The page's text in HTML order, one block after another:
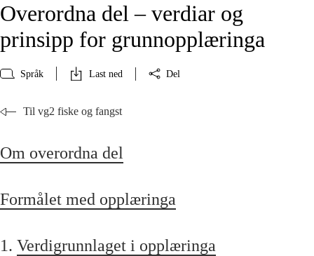
Overordna del – verdiar og
prinsipp for grunnopplæringa
Språk Last ned Del
Til vg2 fiske og fangst
Om overordna del
Formålet med opplæringa
1. Verdigrunnlaget i opplæringa